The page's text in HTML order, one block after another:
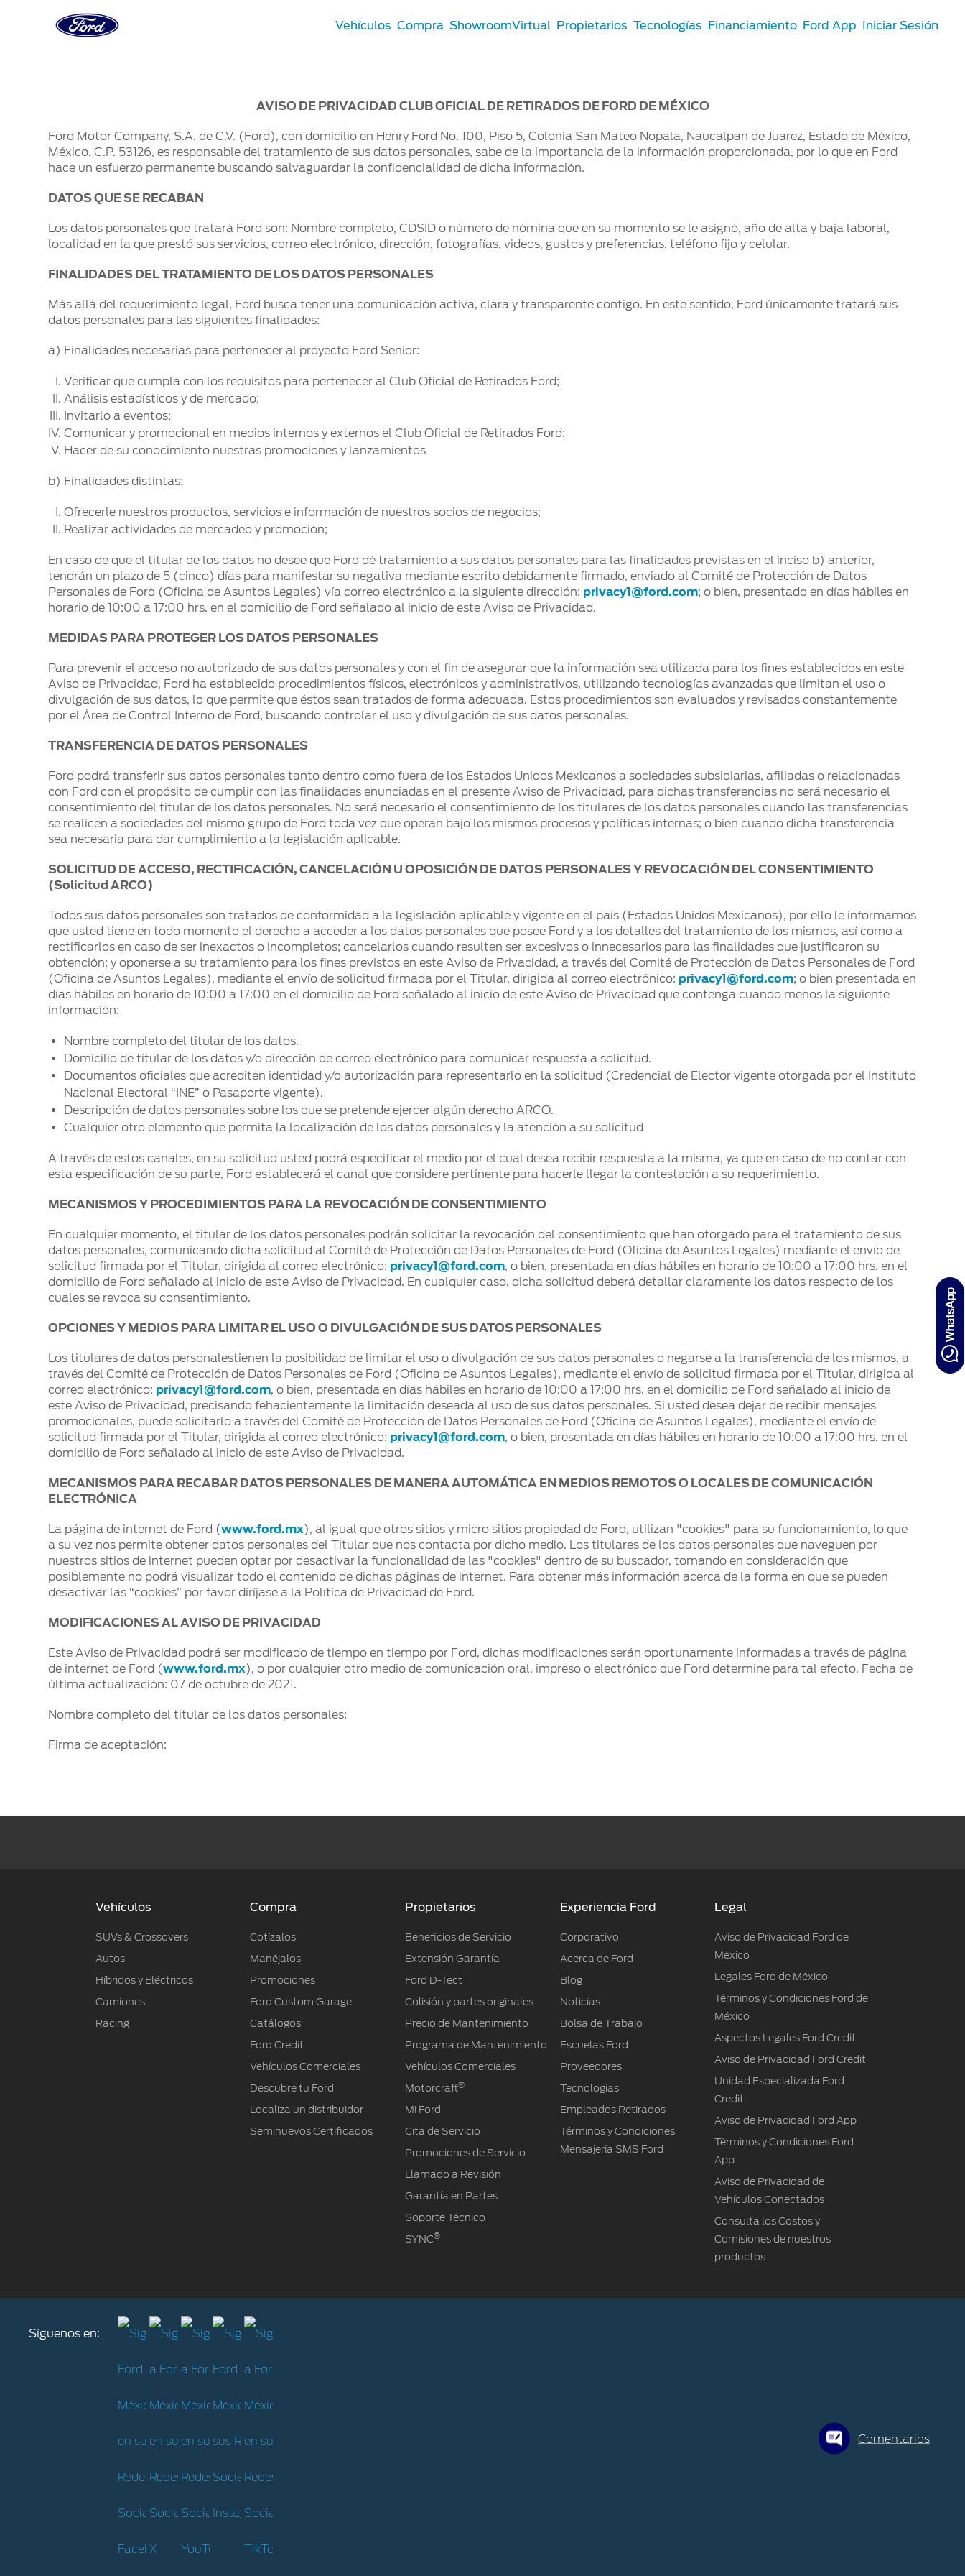
Cotízalos
Manéjalos
Promociones
Ford Custom Garage
Kits de Accesorios
Ford Credit
Vehículos Comerciales
Descubre Tu Ford
Beneficios de Servicio
Extensión Garantía
Ford D-Tect
Colisión y Partes Originales
Programa de Mantenimiento
Vehículos Comerciales
Motorcraft®
Mi Ford
Cita de Servicio
Promociones de Servicio
Llamado a Revisión
Garantía en Partes
Asistencia
Conectividad
Confort
Desempeño
Trabajo
Iniciar Sesión
Registrarse
Cambiar Contraseña
Vehículos Compra ShowroomVirtual Propietarios Tecnologías Financiamiento Ford App Iniciar Sesión
AVISO DE PRIVACIDAD CLUB OFICIAL DE RETIRADOS DE FORD DE MÉXICO
Ford Motor Company, S.A. de C.V. (Ford), con domicilio en Henry Ford No. 100, Piso 5, Colonia San Mateo Nopala, Naucalpan de Juarez, Estado de México,
México, C.P. 53126, es responsable del tratamiento de sus datos personales, sabe de la importancia de la información proporcionada, por lo que en Ford
hace un esfuerzo permanente buscando salvaguardar la confidencialidad de dicha información.
DATOS QUE SE RECABAN
Los datos personales que tratará Ford son: Nombre completo, CDSID o número de nómina que en su momento se le asignó, año de alta y baja laboral,
localidad en la que prestó sus servicios, correo electrónico, dirección, fotografías, videos, gustos y preferencias, teléfono fijo y celular.
FINALIDADES DEL TRATAMIENTO DE LOS DATOS PERSONALES
Más allá del requerimiento legal, Ford busca tener una comunicación activa, clara y transparente contigo. En este sentido, Ford únicamente tratará sus
datos personales para las siguientes finalidades:
a) Finalidades necesarias para pertenecer al proyecto Ford Senior:
Verificar que cumpla con los requisitos para pertenecer al Club Oficial de Retirados Ford;
Análisis estadísticos y de mercado;
Invitarlo a eventos;
Comunicar y promocional en medios internos y externos el Club Oficial de Retirados Ford;
Hacer de su conocimiento nuestras promociones y lanzamientos
b) Finalidades distintas:
Ofrecerle nuestros productos, servicios e información de nuestros socios de negocios;
Realizar actividades de mercadeo y promoción;
En caso de que el titular de los datos no desee que Ford dé tratamiento a sus datos personales para las finalidades previstas en el inciso b) anterior,
tendrán un plazo de 5 (cinco) días para manifestar su negativa mediante escrito debidamente firmado, enviado al Comité de Protección de Datos
Personales de Ford (Oficina de Asuntos Legales) vía correo electrónico a la siguiente dirección: privacy1@ford.com; o bien, presentado en días hábiles en
horario de 10:00 a 17:00 hrs. en el domicilio de Ford señalado al inicio de este Aviso de Privacidad.
MEDIDAS PARA PROTEGER LOS DATOS PERSONALES
Para prevenir el acceso no autorizado de sus datos personales y con el fin de asegurar que la información sea utilizada para los fines establecidos en este
Aviso de Privacidad, Ford ha establecido procedimientos físicos, electrónicos y administrativos, utilizando tecnologías avanzadas que limitan el uso o
divulgación de sus datos, lo que permite que éstos sean tratados de forma adecuada. Estos procedimientos son evaluados y revisados constantemente
por el Área de Control Interno de Ford, buscando controlar el uso y divulgación de sus datos personales.
TRANSFERENCIA DE DATOS PERSONALES
Ford podrá transferir sus datos personales tanto dentro como fuera de los Estados Unidos Mexicanos a sociedades subsidiarias, afiliadas o relacionadas
con Ford con el propósito de cumplir con las finalidades enunciadas en el presente Aviso de Privacidad, para dichas transferencias no será necesario el
consentimiento del titular de los datos personales. No será necesario el consentimiento de los titulares de los datos personales cuando las transferencias
se realicen a sociedades del mismo grupo de Ford toda vez que operan bajo los mismos procesos y políticas internas; o bien cuando dicha transferencia
sea necesaria para dar cumplimiento a la legislación aplicable.
SOLICITUD DE ACCESO, RECTIFICACIÓN, CANCELACIÓN U OPOSICIÓN DE DATOS PERSONALES Y REVOCACIÓN DEL CONSENTIMIENTO
(Solicitud ARCO)
Todos sus datos personales son tratados de conformidad a la legislación aplicable y vigente en el país (Estados Unidos Mexicanos), por ello le informamos
que usted tiene en todo momento el derecho a acceder a los datos personales que posee Ford y a los detalles del tratamiento de los mismos, así como a
rectificarlos en caso de ser inexactos o incompletos; cancelarlos cuando resulten ser excesivos o innecesarios para las finalidades que justificaron su
obtención; y oponerse a su tratamiento para los fines previstos en este Aviso de Privacidad, a través del Comité de Protección de Datos Personales de Ford
(Oficina de Asuntos Legales), mediante el envío de solicitud firmada por el Titular, dirigida al correo electrónico: privacy1@ford.com; o bien presentada en
días hábiles en horario de 10:00 a 17:00 en el domicilio de Ford señalado al inicio de este Aviso de Privacidad que contenga cuando menos la siguiente
información:
Nombre completo del titular de los datos.
Domicilio de titular de los datos y/o dirección de correo electrónico para comunicar respuesta a solicitud.
Documentos oficiales que acrediten identidad y/o autorización para representarlo en la solicitud (Credencial de Elector vigente otorgada por el Instituto
Nacional Electoral “INE” o Pasaporte vigente).
Descripción de datos personales sobre los que se pretende ejercer algún derecho ARCO.
Cualquier otro elemento que permita la localización de los datos personales y la atención a su solicitud
A través de estos canales, en su solicitud usted podrá especificar el medio por el cual desea recibir respuesta a la misma, ya que en caso de no contar con
esta especificación de su parte, Ford establecerá el canal que considere pertinente para hacerle llegar la contestación a su requerimiento.
MECANISMOS Y PROCEDIMIENTOS PARA LA REVOCACIÓN DE CONSENTIMIENTO
En cualquier momento, el titular de los datos personales podrán solicitar la revocación del consentimiento que han otorgado para el tratamiento de sus
datos personales, comunicando dicha solicitud al Comité de Protección de Datos Personales de Ford (Oficina de Asuntos Legales) mediante el envío de
solicitud firmada por el Titular, dirigida al correo electrónico: privacy1@ford.com, o bien, presentada en días hábiles en horario de 10:00 a 17:00 hrs. en el
domicilio de Ford señalado al inicio de este Aviso de Privacidad. En cualquier caso, dicha solicitud deberá detallar claramente los datos respecto de los
cuales se revoca su consentimiento.
OPCIONES Y MEDIOS PARA LIMITAR EL USO O DIVULGACIÓN DE SUS DATOS PERSONALES
Los titulares de datos personalestienen la posibilidad de limitar el uso o divulgación de sus datos personales o negarse a la transferencia de los mismos, a
través del Comité de Protección de Datos Personales de Ford (Oficina de Asuntos Legales), mediante el envío de solicitud firmada por el Titular, dirigida al
correo electrónico: privacy1@ford.com, o bien, presentada en días hábiles en horario de 10:00 a 17:00 hrs. en el domicilio de Ford señalado al inicio de
este Aviso de Privacidad, precisando fehacientemente la limitación deseada al uso de sus datos personales. Si usted desea dejar de recibir mensajes
promocionales, puede solicitarlo a través del Comité de Protección de Datos Personales de Ford (Oficina de Asuntos Legales), mediante el envío de
solicitud firmada por el Titular, dirigida al correo electrónico: privacy1@ford.com, o bien, presentada en días hábiles en horario de 10:00 a 17:00 hrs. en el
domicilio de Ford señalado al inicio de este Aviso de Privacidad.
MECANISMOS PARA RECABAR DATOS PERSONALES DE MANERA AUTOMÁTICA EN MEDIOS REMOTOS O LOCALES DE COMUNICACIÓN
ELECTRÓNICA
La página de internet de Ford (www.ford.mx), al igual que otros sitios y micro sitios propiedad de Ford, utilizan "cookies" para su funcionamiento, lo que
a su vez nos permite obtener datos personales del Titular que nos contacta por dicho medio. Los titulares de los datos personales que naveguen por
nuestros sitios de internet pueden optar por desactivar la funcionalidad de las "cookies" dentro de su buscador, tomando en consideración que
posiblemente no podrá visualizar todo el contenido de dichas páginas de internet. Para obtener más información acerca de la forma en que se pueden
desactivar las “cookies” por favor diríjase a la Política de Privacidad de Ford.
MODIFICACIONES AL AVISO DE PRIVACIDAD
Este Aviso de Privacidad podrá ser modificado de tiempo en tiempo por Ford, dichas modificaciones serán oportunamente informadas a través de página
de internet de Ford (www.ford.mx), o por cualquier otro medio de comunicación oral, impreso o electrónico que Ford determine para tal efecto. Fecha de
última actualización: 07 de octubre de 2021.
Nombre completo del titular de los datos personales:
Firma de aceptación:
Vehículos
SUVs & Crossovers
Autos
Híbridos y Eléctricos
Camiones
Racing
Compra
Cotízalos
Manéjalos
Promociones
Ford Custom Garage
Catálogos
Ford Credit
Vehículos Comerciales
Descubre tu Ford
Localiza un distribuidor
Seminuevos Certificados
Propietarios
Beneficios de Servicio
Extensión Garantía
Ford D-Tect
Colisión y partes originales
Precio de Mantenimiento
Programa de Mantenimiento
Vehículos Comerciales
Motorcraft®
Mi Ford
Cita de Servicio
Promociones de Servicio
Llamado a Revisión
Garantía en Partes
Soporte Técnico
SYNC®
Experiencia Ford
Corporativo
Acerca de Ford
Blog
Noticias
Bolsa de Trabajo
Escuelas Ford
Proveedores
Tecnologías
Empleados Retirados
Términos y Condiciones
Mensajería SMS Ford
Legal
Aviso de Privacidad Ford de
México
Legales Ford de México
Términos y Condiciones Ford de
México
Aspectos Legales Ford Credit
Aviso de Privacidad Ford Credit
Unidad Especializada Ford
Credit
Aviso de Privacidad Ford App
Términos y Condiciones Ford
App
Aviso de Privacidad de
Vehículos Conectados
Consulta los Costos y
Comisiones de nuestros
productos
Síguenos en:
Comentarios